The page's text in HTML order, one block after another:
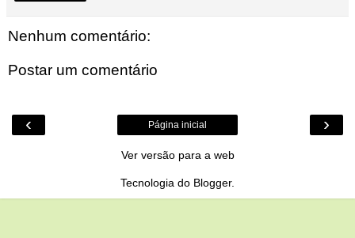
Nenhum comentário:
Postar um comentário
‹ ›
Página inicial
Ver versão para a web
Tecnologia do Blogger.